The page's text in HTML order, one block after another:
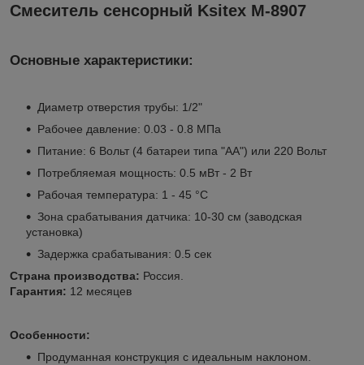
Смеситель сенсорный Ksitex М-8907
Основные характеристики:
Диаметр отверстия трубы: 1/2"
Рабочее давление: 0.03 - 0.8 МПа
Питание: 6 Вольт (4 батареи типа "АА") или 220 Вольт
Потребляемая мощность: 0.5 мВт - 2 Вт
Рабочая температура: 1 - 45 °C
Зона срабатывания датчика: 10-30 см (заводская
установка)
Задержка срабатывания: 0.5 сек
Страна производства: Россия.
Гарантия: 12 месяцев
Особенности:
Продуманная конструкция с идеальным наклоном.